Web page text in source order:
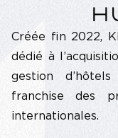
CONTACT
Créée fin 2022,
dédié à
gestion
franchise des
internationales.